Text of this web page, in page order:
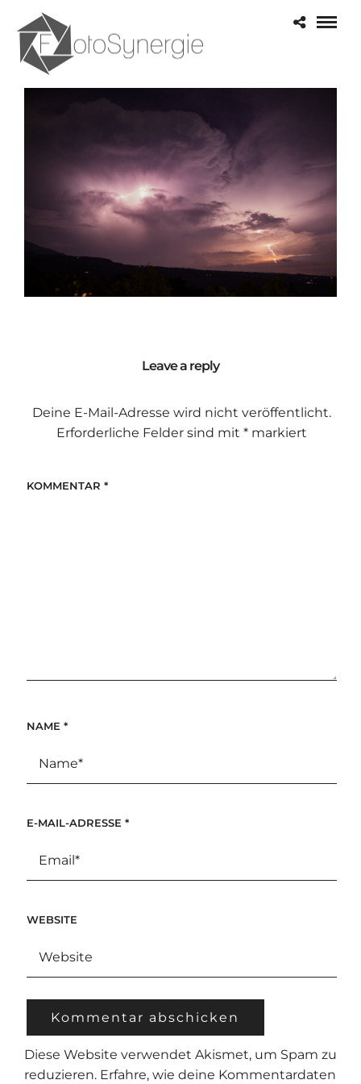
Leave a reply
Deine E-Mail-Adresse wird nicht veröffentlicht.
Erforderliche Felder sind mit *markiert
KOMMENTAR *
NAME *
E-MAIL-ADRESSE *
WEBSITE
Diese Website verwendet Akismet, um Spam zu
reduzieren. Erfahre, wie deine Kommentardaten